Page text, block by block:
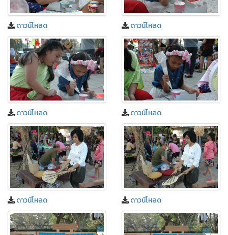
ดาวน์โหลด ดาวน์โหลด
ดาวน์โหลด ดาวน์โหลด
ดาวน์โหลด ดาวน์โหลด